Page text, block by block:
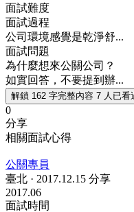
面試難度
面試過程
公司環境感覺是乾淨舒...
面試問題
為什麼想來公關公司？
如實回答，不要提到辦...
解鎖 162 字完整內容 7 人已看
0
分享
相關面試心得
公關專員
臺北 · 2017.12.15 分享
2017.06
面試時間